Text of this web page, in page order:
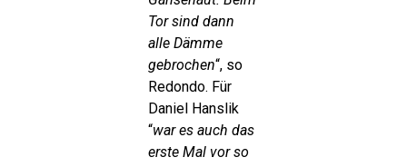
Tor sind dann
alle Dämme
gebrochen“, so
Redondo. Für
Daniel Hanslik
“war es auch das
erste Mal vor so